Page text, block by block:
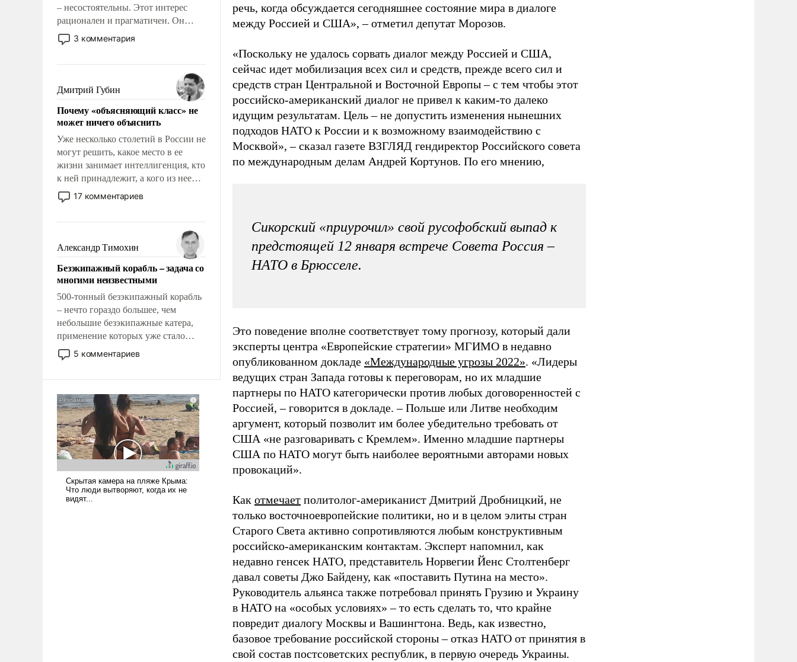
– несостоятельны. Этот интерес
рационален и прагматичен. Он
обусловлен тысячелетним опытом
выживания в крайне непростых
знанием, что мировая политика
имеет свойство заявляться на порог
нашего дома.
3 комментария
Дмитрий Губин
Почему «объясняющий класс» не
может ничего объяснить
Уже несколько столетий в России не
могут решить, какое место в ее
жизни занимает интеллигенция, кто
к ней принадлежит, а кого из нее
исключили с правом
восстановления и без оного. И чем
казалось, что эти вопросы решены
раз и навсегда, но – нет, не решены.
17 комментариев
Александр Тимохин
Безэкипажный корабль – задача со
многими неизвестными
500-тонный безэкипажный корабль
– нечто гораздо большее, чем
небольшие безэкипажные катера,
применение которых уже стало
обыденностью. Задача по созданию
такого корабля очень сложна и
наши боевые возможности.
5 комментариев
речь, когда обсуждается сегодняшнее состояние мира в диалоге
между Россией и США», – отметил депутат Морозов.
«Поскольку не удалось сорвать диалог между Россией и США,
сейчас идет мобилизация всех сил и средств, прежде всего сил и
средств стран Центральной и Восточной Европы – с тем чтобы этот
российско-американский диалог не привел к каким-то далеко
идущим результатам. Цель – не допустить изменения нынешних
подходов НАТО к России и к возможному взаимодействию с
Москвой», – сказал газете ВЗГЛЯД гендиректор Российского совета
по международным делам Андрей Кортунов. По его мнению,
Сикорский «приурочил» свой русофобский выпад к
предстоящей 12 января встрече Совета Россия –
НАТО в Брюсселе.
Это поведение вполне соответствует тому прогнозу, который дали
эксперты центра «Европейские стратегии» МГИМО в недавно
опубликованном докладе «Международные угрозы 2022». «Лидеры
ведущих стран Запада готовы к переговорам, но их младшие
партнеры по НАТО категорически против любых договоренностей с
Россией, – говорится в докладе. – Польше или Литве необходим
аргумент, который позволит им более убедительно требовать от
США «не разговаривать с Кремлем». Именно младшие партнеры
США по НАТО могут быть наиболее вероятными авторами новых
провокаций».
Как отмечает политолог-американист Дмитрий Дробницкий, не
только восточноевропейские политики, но и в целом элиты стран
Старого Света активно сопротивляются любым конструктивным
российско-американским контактам. Эксперт напомнил, как
недавно генсек НАТО, представитель Норвегии Йенс Столтенберг
давал советы Джо Байдену, как «поставить Путина на место».
Руководитель альянса также потребовал принять Грузию и Украину
в НАТО на «особых условиях» – то есть сделать то, что крайне
повредит диалогу Москвы и Вашингтона. Ведь, как известно,
базовое требование российской стороны – отказ НАТО от принятия в
свой состав постсоветских республик, в первую очередь Украины.